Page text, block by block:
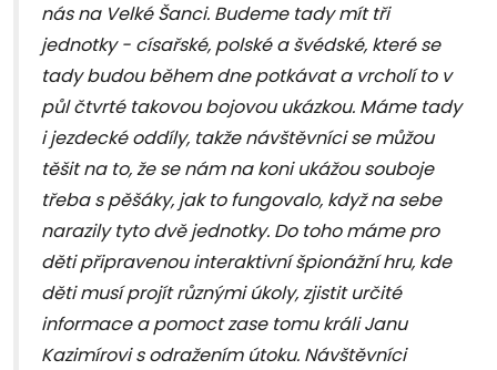
nás na Velké Šanci. Budeme tady mít tři
jednotky - císařské, polské a švédské, které se
tady budou během dne potkávat a vrcholí to v
půl čtvrté takovou bojovou ukázkou. Máme tady
i jezdecké oddíly, takže návštěvníci se můžou
těšit na to, že se nám na koni ukážou souboje
třeba s pěšáky, jak to fungovalo, když na sebe
narazily tyto dvě jednotky. Do toho máme pro
děti připravenou interaktivní špionážní hru, kde
děti musí projít různými úkoly, zjistit určité
informace a pomoct zase tomu králi Janu
Kazimírovi s odražením útoku. Návštěvníci